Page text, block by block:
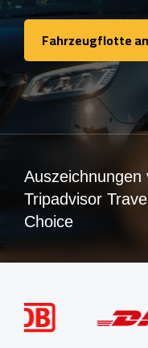
Fahrzeugflotte
Fahrzeugflotte
Auszeichnungen
Tripadvisor
Choice